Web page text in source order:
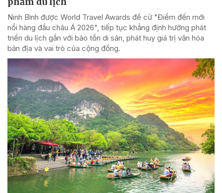
Ninh Bình được World Travel Awards đề cử "Điểm đến mới
nổi hàng đầu châu Á 2026", tiếp tục khẳng định hướng phát
triển du lịch gắn với bảo tồn di sản, phát huy giá trị văn hóa
bản địa và vai trò của cộng đồng.